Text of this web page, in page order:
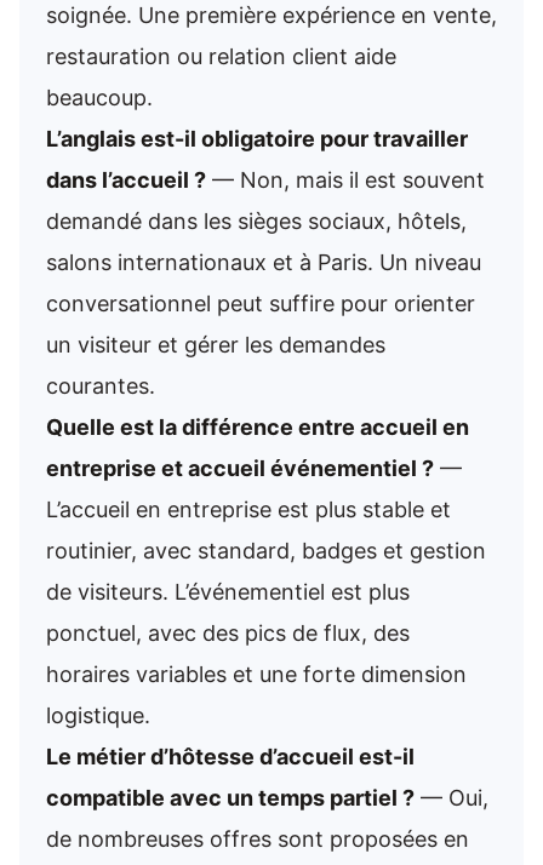
soignée. Une première expérience en vente,
restauration ou relation client aide
beaucoup.
L’anglais est-il obligatoire pour travailler
dans l’accueil ? — Non, mais il est souvent
demandé dans les sièges sociaux, hôtels,
salons internationaux et à Paris. Un niveau
conversationnel peut suffire pour orienter
un visiteur et gérer les demandes
courantes.
Quelle est la différence entre accueil en
entreprise et accueil événementiel ? —
L’accueil en entreprise est plus stable et
routinier, avec standard, badges et gestion
de visiteurs. L’événementiel est plus
ponctuel, avec des pics de flux, des
horaires variables et une forte dimension
logistique.
Le métier d’hôtesse d’accueil est-il
compatible avec un temps partiel ? — Oui,
de nombreuses offres sont proposées en